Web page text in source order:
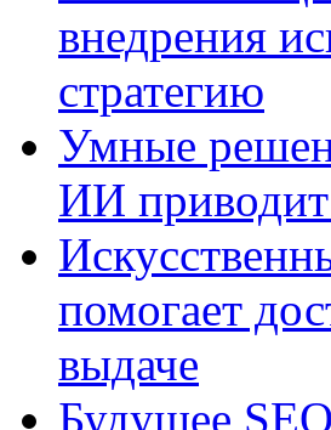
внедрения
стратегию
Умные
ИИ
помогает
выдаче
Будущее